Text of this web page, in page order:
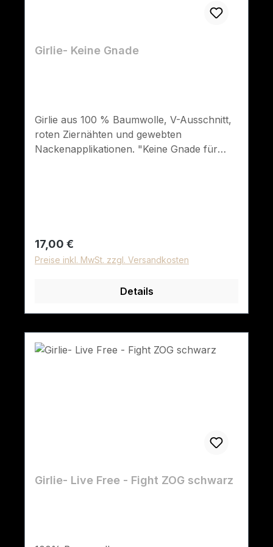
Girlie- Keine Gnade
Girlie aus 100 % Baumwolle, V-Ausschnitt,
roten Ziernähten und gewebten
Nackenapplikationen. "Keine Gnade für
Regulärer Preis:
17,00 €
Preise inkl. MwSt. zzgl. Versandkosten
Details
Girlie- Live Free - Fight ZOG schwarz